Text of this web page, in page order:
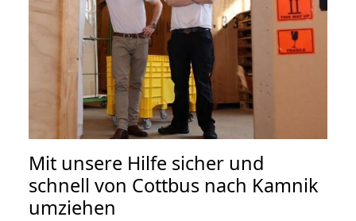
Mit unsere Hilfe sicher und
schnell von Cottbus nach Kamnik
umziehen